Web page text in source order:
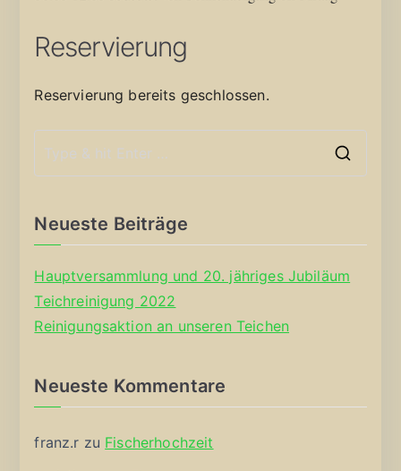
Reservierung
Reservierung bereits geschlossen.
Neueste Beiträge
Hauptversammlung und 20. jähriges Jubiläum
Teichreinigung 2022
Reinigungsaktion an unseren Teichen
Neueste Kommentare
franz.r zu Fischerhochzeit